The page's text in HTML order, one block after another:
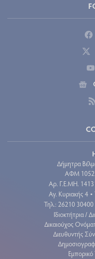
Δήμητρα
ΑΦΜ
Aρ. Γ.Ε.ΜΗ.
Αγ. Κυριακής 4 •
Τηλ.: 26210 30400
Ιδιοκτήτρια /
Δικαιούχος
Διευθυντής